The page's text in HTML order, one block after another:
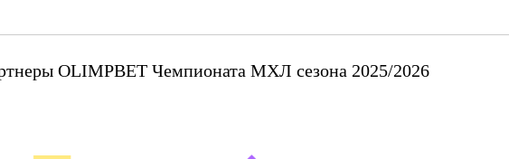
OLIMPBET Чемпионата МХЛ сезона 2025/2026